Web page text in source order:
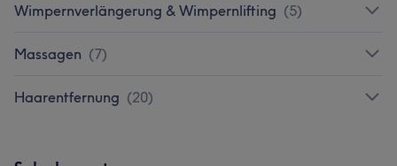
Wimpernverlängerung & Wimpernlifting (5)
Massagen (7)
Haarentfernung (20)